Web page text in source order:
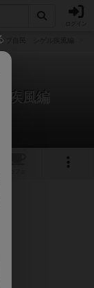
ブ自民 シゲル疾風編
疾風編